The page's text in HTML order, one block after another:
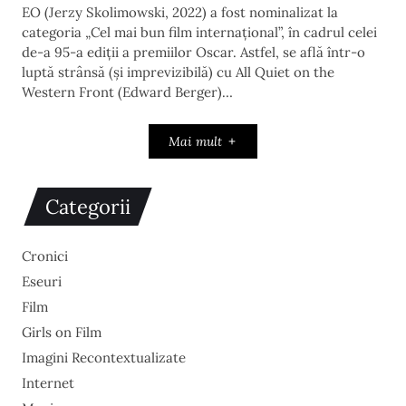
EO (Jerzy Skolimowski, 2022) a fost nominalizat la
categoria „Cel mai bun film internațional”, în cadrul celei
de-a 95-a ediții a premiilor Oscar. Astfel, se află într-o
luptă strânsă (și imprevizibilă) cu All Quiet on the
Western Front (Edward Berger)…
Mai mult
Categorii
Cronici
Eseuri
Film
Girls on Film
Imagini Recontextualizate
Internet